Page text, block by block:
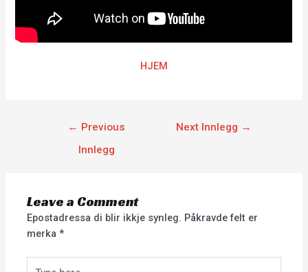
HJEM
← Previous
Innlegg
Next Innlegg →
Leave a Comment
Epostadressa di blir ikkje synleg. Påkravde felt er
merka*